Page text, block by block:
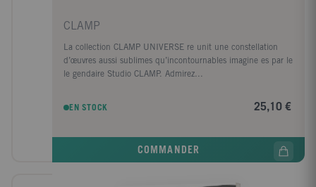
CLAMP
La collection CLAMP UNIVERSE re unit une constellation
d’œuvres aussi sublimes qu’incontournables imagine es par le
le gendaire Studio CLAMP. Admirez...
EN STOCK 25,10 €
COMMANDER